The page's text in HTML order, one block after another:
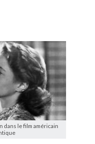
dans le film américain